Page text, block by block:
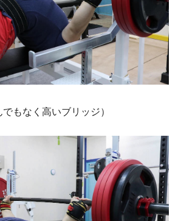
でもなく高いブリッジ）